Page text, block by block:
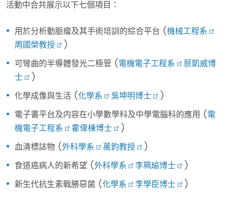
活動中合共展示以下七個項目：
用於分析動脈瘤及其手術培訓的綜合平台 ( 機械工程系
周國榮教授
)
可彎曲的半導體發光二極管 ( 電機電子工程系
蔡凱威博
士
)
化學成像與生活 ( 化學系 吳坤明博士 )
電子書平台及内容在小學數學科及中學電腦科的應用 ( 電
機電子工程系
霍偉棟博士 )
血清標誌物 ( 外科學系 萬鈞教授 )
食道癌病人的新希望 ( 外科學系 李珮瑜博士 )
新生代抗生素戰勝惡菌 ( 化學系 李學臣博士 )